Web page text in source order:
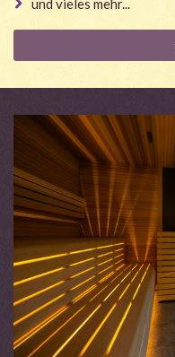
und vieles mehr...